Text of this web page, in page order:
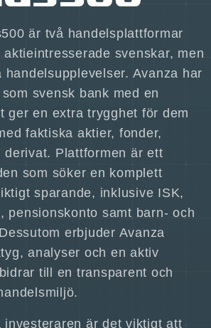
är två handelsplattformar
svenskar, men
Avanza har
svensk bank med en
ger en extra trygghet för dem
faktiska aktier, fonder,
derivat. Plattformen är ett
som söker en komplett
sparande, inklusive ISK,
pensionskonto samt barn- och
erbjuder Avanza
analyser och en aktiv
till en transparent och
investeraren är det viktigt att